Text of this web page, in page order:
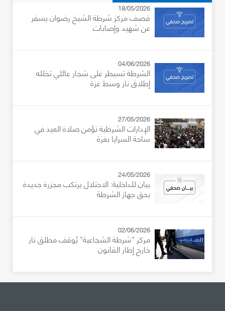
18/05/2026
قصف مركز شرطة الشيخ رضوان يسفر
عن شهيد وإصابات
04/06/2026
الشرطة تسيطر على شجار عائلي تخلله
إطلاق نار وسط غزة
27/05/2026
الإدارات الشرطية تؤمن صلاة العيد في
ساحة السرايا بغزة
24/05/2026
بيان للداخلية: الاحتلال يرتكب مجزرة جديدة
بحق جهاز الشرطة
02/06/2026
مركز "شرطة الشجاعية" يُوقف مطلق نار
خارج إطار القانون